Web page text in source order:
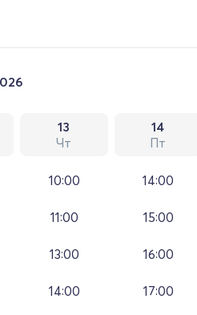
13
Чт
14
Пт
10:00
11:00
13:00
14:00
14:00
15:00
16:00
17:00